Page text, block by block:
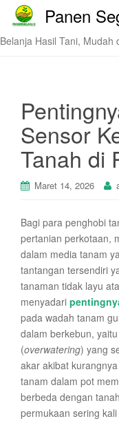
Panen
Belanja Hasil Tani, Mudah
Sensor
Tanah di
Maret 14, 2026
Bagi para penghobi
pertanian perkotaan,
dalam media tanam
tantangan tersendiri
tanaman tidak layu
menyadari
pada wadah tanam
dalam berkebun,
(overwatering) yang
akar akibat
tanam dalam pot
berbeda dengan
permukaan sering